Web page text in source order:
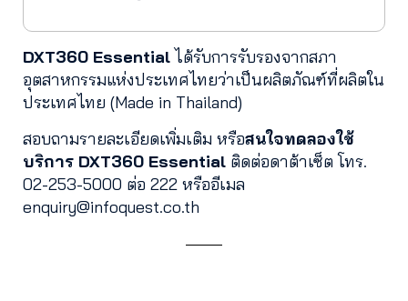
DXT360 Essential ได้รับการรับรองจากสภา
อุตสาหกรรมแห่งประเทศไทยว่าเป็นผลิตภัณฑ์ที่ผลิตใน
ประเทศไทย (Made in Thailand)
สอบถามรายละเอียดเพิ่มเติม หรือสนใจทดลองใช้
บริการ DXT360 Essential ติดต่อดาต้าเซ็ต โทร.
02-253-5000 ต่อ 222 หรืออีเมล
enquiry@infoquest.co.th